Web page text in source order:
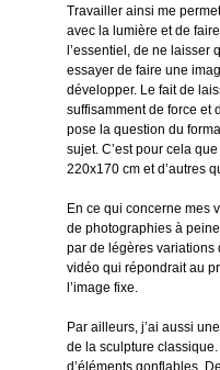
Travailler ainsi me
avec la lumière et de
l’essentiel, de ne
essayer de faire une
développer. Le fait de
suffisamment de force et
pose la question du
sujet. C’est pour cela
220x170 cm et d’autres
En ce qui concerne mes
de photographies à
par de légères variations
vidéo qui répondrait au
l’image fixe.
Par ailleurs, j’ai aussi
de la sculpture classique.
d’éléments gonflables.